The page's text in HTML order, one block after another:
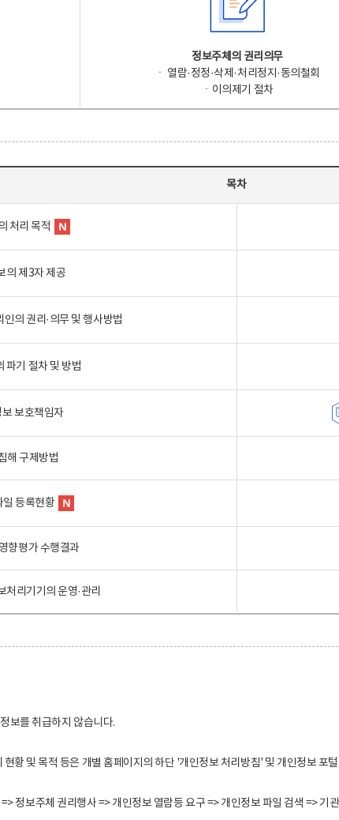
정보주체의 권리의무
ㆍ 열람·정정·삭제·처리정지·동의철회
ㆍ이의제기 절차
목차
처리 목적
의 제3자 제공
의 권리·의무 및 행사방법
파기 절차 및 방법
보호책임자
해 구제방법
일 등록현황
향평가 수행결과
처리기기의 운영·관리
보를 취급하지 않습니다.
황 및 목적 등은 개별 홈페이지의 하단 '개인정보 처리방침' 및 개인정보 포털
보주체 권리행사 => 개인정보 열람등 요구 => 개인정보 파일 검색 => 기